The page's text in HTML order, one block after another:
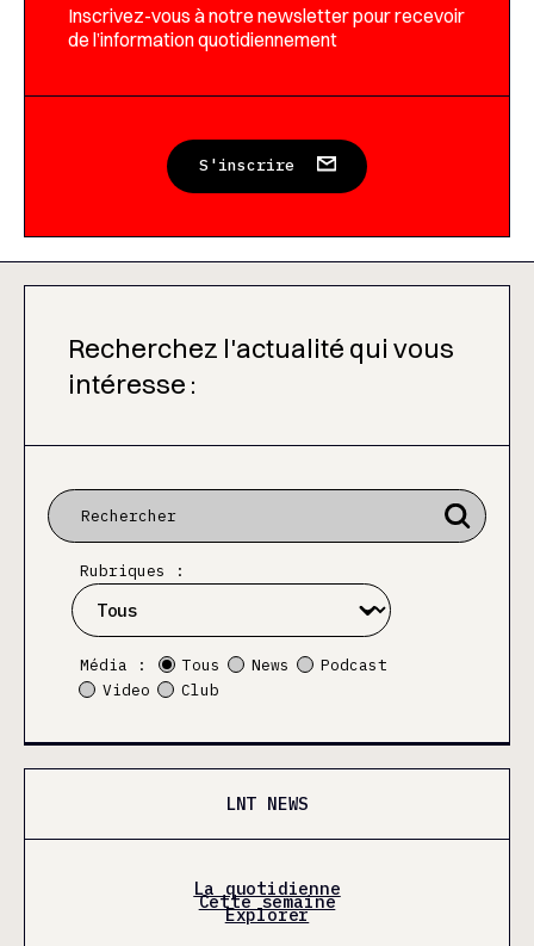
Inscrivez-vous à notre newsletter pour recevoir
de l’information quotidiennement
S'inscrire
Recherchez l'actualité qui vous
intéresse :
Rubriques :
Média : Tous News
Podcast
Video
Club
LNT NEWS
La quotidienne
Cette semaine
Explorer